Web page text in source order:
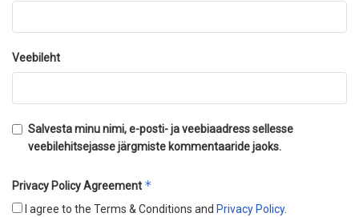
Veebileht
Salvesta minu nimi, e-posti- ja veebiaadress sellesse
veebilehitsejasse järgmiste kommentaaride jaoks.
Privacy Policy Agreement *
I agree to the Terms & Conditions and Privacy Policy.